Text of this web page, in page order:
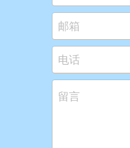
邮箱
电话
留言